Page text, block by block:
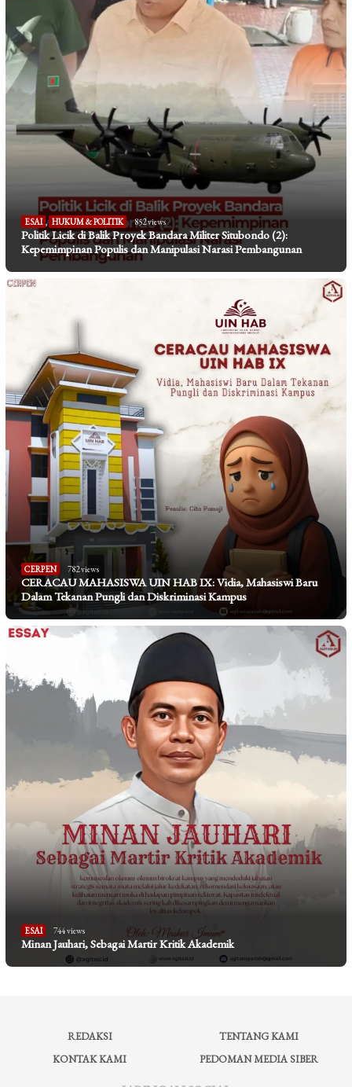
ESAI , HUKUM & POLITIK 852 views
Politik Licik di Balik Proyek Bandara Militer Situbondo (2):
Kepemimpinan Populis dan Manipulasi Narasi Pembangunan
CERPEN 782 views
CERACAU MAHASISWA UIN HAB IX: Vidia, Mahasiswi Baru
Dalam Tekanan Pungli dan Diskriminasi Kampus
ESAI 744 views
Minan Jauhari, Sebagai Martir Kritik Akademik
REDAKSI
TENTANG KAMI
KONTAK KAMI
PEDOMAN MEDIA SIBER